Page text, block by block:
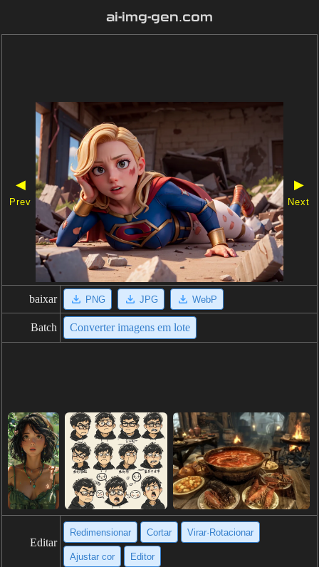
ai-img-gen.com
◀
Prev
▶
Next
baixar PNG JPG WebP
Batch Converter imagens em lote
Editar
Redimensionar Cortar Virar·Rotacionar
Ajustar cor Editor